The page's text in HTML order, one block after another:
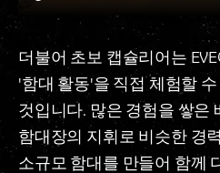
더불어 초보 캡슐리어는
'함대 활동'을 직접 체험할
것입니다. 많은 경험을 쌓은
함대장의 지휘로 비슷한 경
소규모 함대를 만들어 함께